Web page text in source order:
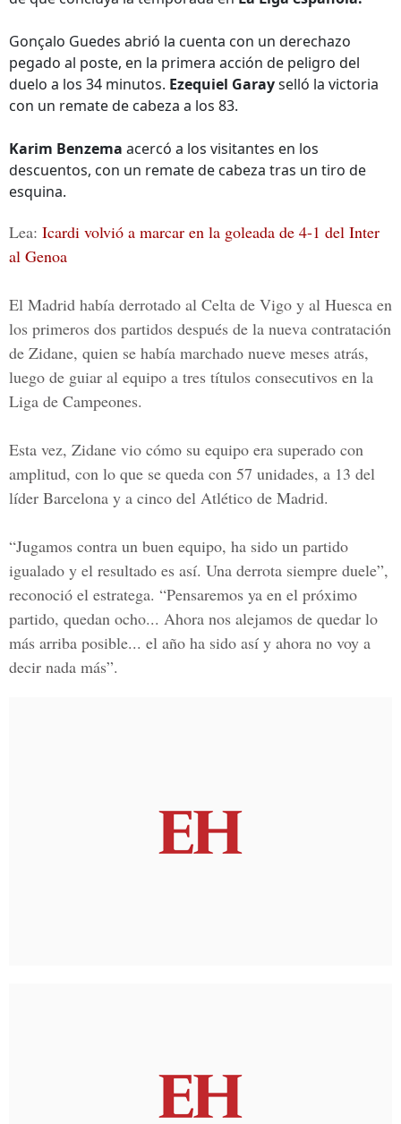
Gonçalo Guedes abrió la cuenta con un derechazo
pegado al poste, en la primera acción de peligro del
duelo a los 34 minutos. Ezequiel Garayselló la victoria
con un remate de cabeza a los 83.
Karim Benzema acercó a los visitantes en los
descuentos, con un remate de cabeza tras un tiro de
esquina.
Lea: Icardi volvió a marcar en la goleada de 4-1 del Inter
al Genoa
El Madrid había derrotado al Celta de Vigo y al Huesca en
los primeros dos partidos después de la nueva contratación
de Zidane, quien se había marchado nueve meses atrás,
luego de guiar al equipo a tres títulos consecutivos en la
Liga de Campeones.
Esta vez, Zidane vio cómo su equipo era superado con
amplitud, con lo que se queda con 57 unidades, a 13 del
líder Barcelona y a cinco del Atlético de Madrid.
“Jugamos contra un buen equipo, ha sido un partido
igualado y el resultado es así. Una derrota siempre duele”,
reconoció el estratega. “Pensaremos ya en el próximo
partido, quedan ocho... Ahora nos alejamos de quedar lo
más arriba posible... el año ha sido así y ahora no voy a
decir nada más”.